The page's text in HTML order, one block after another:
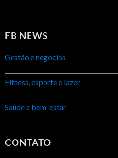
FB NEWS
Gestão e negócios
Fitness, esporte e lazer
Saúde e bem-estar
CONTATO